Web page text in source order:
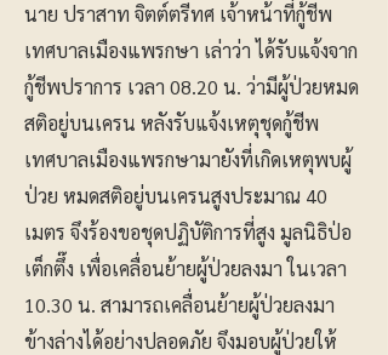
นาย ปราสาท จิตต์ตรีทศ เจ้าหน้าที่กู้ชีพ
เทศบาลเมืองแพรกษา เล่าว่า ได้รับแจ้งจาก
กู้ชีพปราการ เวลา 08.20 น. ว่ามีผู้ป่วยหมด
สติอยู่บนเครน หลังรับแจ้งเหตุชุดกู้ชีพ
เทศบาลเมืองแพรกษามายังที่เกิดเหตุพบผู้
ป่วย หมดสติอยู่บนเครนสูงประมาณ 40
เมตร จึงร้องขอชุดปฏิบัติการที่สูง มูลนิธิป่อ
เต็กตึ๊ง เพื่อเคลื่อนย้ายผู้ป่วยลงมา ในเวลา
10.30 น. สามารถเคลื่อนย้ายผู้ป่วยลงมา
ข้างล่างได้อย่างปลอดภัย จึงมอบผู้ป่วยให้